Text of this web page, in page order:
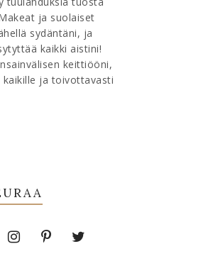
ja suolaiset
sydäntäni, ja
kaikki aistini!
keittiööni,
ja toivottavasti